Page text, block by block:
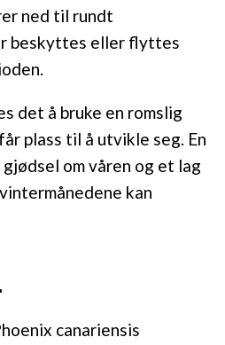
ned til rundt
beskyttes eller flyttes
det å bruke en romslig
plass til å utvikle seg. En
om våren og et lag
kan
canariensis